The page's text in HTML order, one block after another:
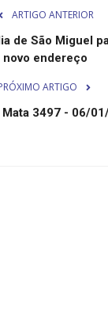
ARTIGO ANTERIOR
de São Miguel
novo endereço
ARTIGO
Mata 3497 - 06/